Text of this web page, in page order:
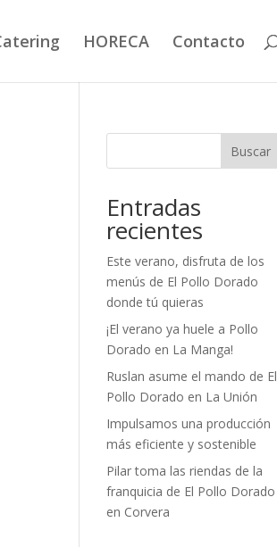
HORECA Contacto
Buscar
Entradas
recientes
Este verano, disfruta de los
menús de El Pollo Dorado
donde tú quieras
¡El verano ya huele a Pollo
Dorado en La Manga!
Ruslan asume el mando de El
Pollo Dorado en La Unión
Impulsamos una producción
más eficiente y sostenible
Pilar toma las riendas de la
franquicia de El Pollo Dorado
en Corvera